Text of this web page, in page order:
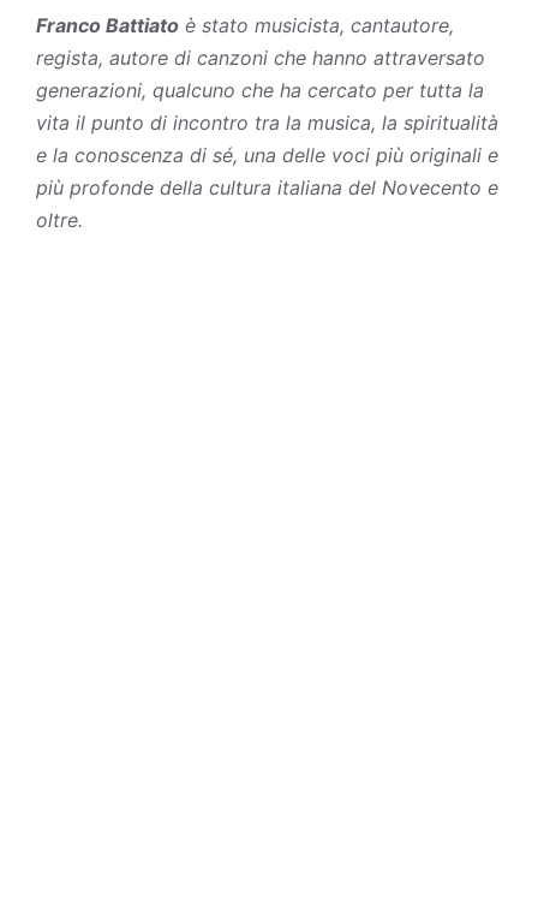
Franco Battiato è stato musicista, cantautore,
regista, autore di canzoni che hanno attraversato
generazioni, qualcuno che ha cercato per tutta la
vita il punto di incontro tra la musica, la spiritualità
e la conoscenza di sé, una delle voci più originali e
più profonde della cultura italiana del Novecento e
oltre.